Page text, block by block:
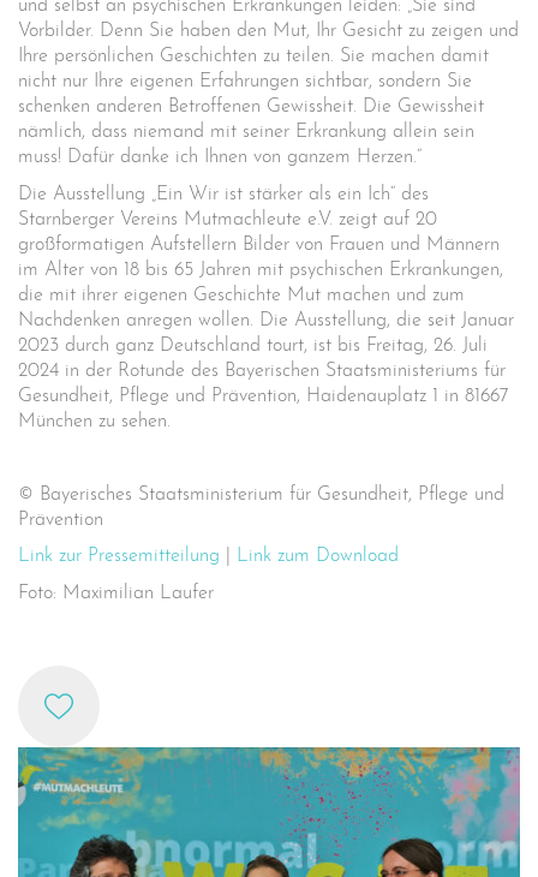
und selbst an psychischen Erkrankungen leiden: „Sie sind
Vorbilder. Denn Sie haben den Mut, Ihr Gesicht zu zeigen und
Ihre persönlichen Geschichten zu teilen. Sie machen damit
nicht nur Ihre eigenen Erfahrungen sichtbar, sondern Sie
schenken anderen Betroffenen Gewissheit. Die Gewissheit
nämlich, dass niemand mit seiner Erkrankung allein sein
muss! Dafür danke ich Ihnen von ganzem Herzen.“
Die Ausstellung „Ein Wir ist stärker als ein Ich“ des
Starnberger Vereins Mutmachleute e.V. zeigt auf 20
großformatigen Aufstellern Bilder von Frauen und Männern
im Alter von 18 bis 65 Jahren mit psychischen Erkrankungen,
die mit ihrer eigenen Geschichte Mut machen und zum
Nachdenken anregen wollen. Die Ausstellung, die seit Januar
2023 durch ganz Deutschland tourt, ist bis Freitag, 26. Juli
2024 in der Rotunde des Bayerischen Staatsministeriums für
Gesundheit, Pflege und Prävention, Haidenauplatz 1 in 81667
München zu sehen.
© Bayerisches Staatsministerium für Gesundheit, Pflege und
Prävention
Link zur Pressemitteilung
Link zum Download
Foto: Maximilian Laufer